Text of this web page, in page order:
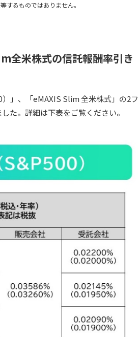
するものではありません。
全米株式の信託報酬率引き
」、「eMAXIS Slim 全米株式」の2フ
た。詳細は下表をご覧ください。